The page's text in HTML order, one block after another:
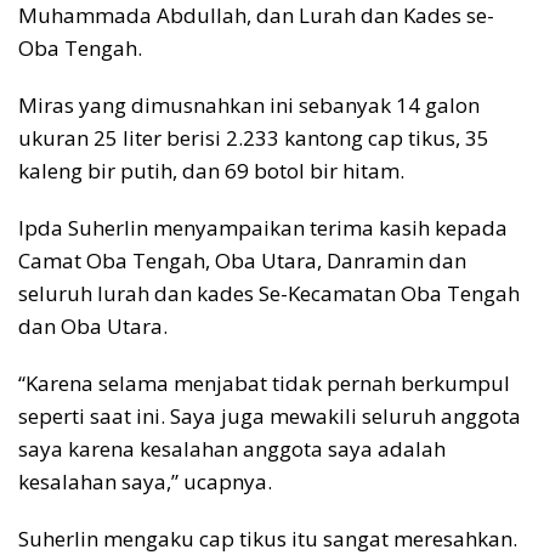
Muhammada Abdullah, dan Lurah dan Kades se-
Oba Tengah.
Miras yang dimusnahkan ini sebanyak 14 galon
ukuran 25 liter berisi 2.233 kantong cap tikus, 35
kaleng bir putih, dan 69 botol bir hitam.
Ipda Suherlin menyampaikan terima kasih kepada
Camat Oba Tengah, Oba Utara, Danramin dan
seluruh lurah dan kades Se-Kecamatan Oba Tengah
dan Oba Utara.
“Karena selama menjabat tidak pernah berkumpul
seperti saat ini. Saya juga mewakili seluruh anggota
saya karena kesalahan anggota saya adalah
kesalahan saya,” ucapnya.
Suherlin mengaku cap tikus itu sangat meresahkan.